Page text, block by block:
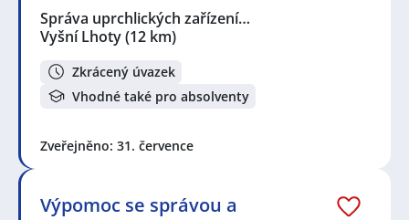
Správa uprchlických zařízení…
Vyšní Lhoty(12 km)
Zkrácený úvazek
Vhodné také pro absolventy
Zveřejněno: 31. července
Výpomoc se správou a